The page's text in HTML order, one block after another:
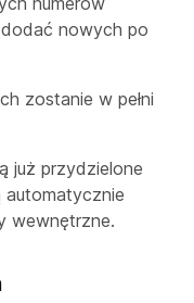
nowych po
zostanie w pełni
już przydzielone
automatycznie
wewnętrzne.